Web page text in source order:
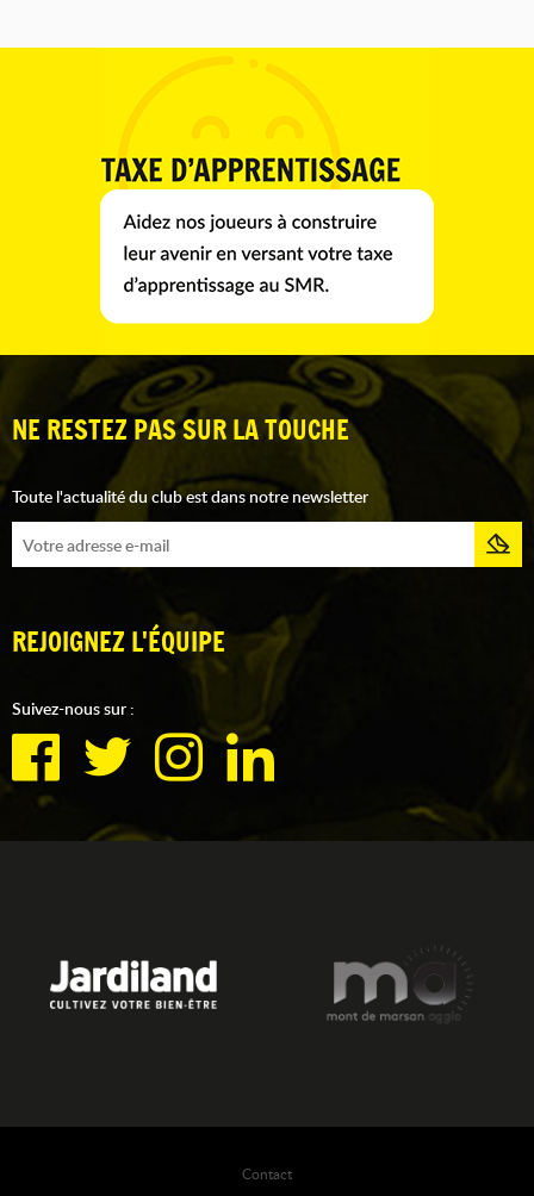
NE RESTEZ PAS SUR LA TOUCHE
Toute l'actualité du club est dans notre newsletter
REJOIGNEZ L'ÉQUIPE
Suivez-nous sur :
Contact